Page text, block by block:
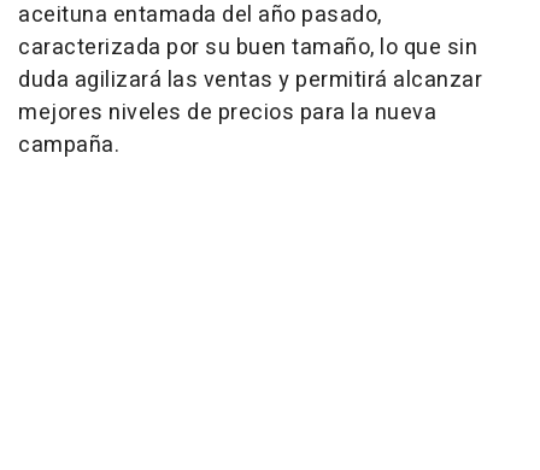
aceituna entamada del año pasado,
caracterizada por su buen tamaño, lo que sin
duda agilizará las ventas y permitirá alcanzar
mejores niveles de precios para la nueva
campaña.